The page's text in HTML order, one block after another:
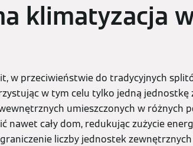
klimatyzacja
w przeciwieństwie do tradycyjnych
w tym celu tylko jedną jednostkę
umieszczonych w różnych
nawet cały dom, redukując zużycie
liczby jednostek